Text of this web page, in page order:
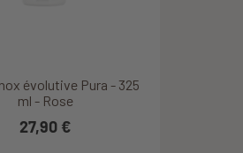
évolutive Pura - 325
ml - Rose
27,90 €